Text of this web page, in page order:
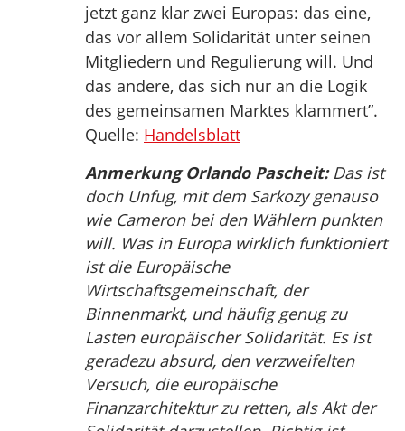
jetzt ganz klar zwei Europas: das eine,
das vor allem Solidarität unter seinen
Mitgliedern und Regulierung will. Und
das andere, das sich nur an die Logik
des gemeinsamen Marktes klammert”.
Quelle: Handelsblatt
Anmerkung Orlando Pascheit:Das ist
doch Unfug, mit dem Sarkozy genauso
wie Cameron bei den Wählern punkten
will. Was in Europa wirklich funktioniert
ist die Europäische
Wirtschaftsgemeinschaft, der
Binnenmarkt, und häufig genug zu
Lasten europäischer Solidarität. Es ist
geradezu absurd, den verzweifelten
Versuch, die europäische
Finanzarchitektur zu retten, als Akt der